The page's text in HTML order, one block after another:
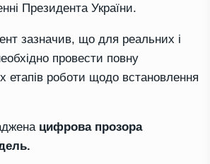
Президента України.
зазначив, що для реальних і
провести повну
етапів роботи щодо встановлення
цифрова прозора